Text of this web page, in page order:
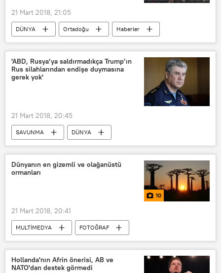
21 Mart 2018, 21:05
DÜNYA Ortadoğu
Haberler
Rusya
Dubai
Birleşik Arap Emirlikleri (BAE)
Ekaterina Stetsyuk
'ABD, Rusya’ya saldırmadıkça Trump’ın
Rus silahlarından endişe duymasına
gerek yok'
21 Mart 2018, 20:45
SAVUNMA
DÜNYA
POLİTİKA
Haberler
Rusya
ABD
Viktor Bondarev
Donald Trump
Dünyanın en gizemli ve olağanüstü
ormanları
10
21 Mart 2018, 20:41
MULTİMEDYA
FOTOĞRAF
Ormancılık Günü
Hollanda'nın Afrin önerisi, AB ve
NATO'dan destek görmedi